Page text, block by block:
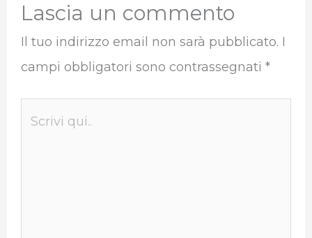
Lascia un commento
Il tuo indirizzo email non sarà pubblicato. I
campi obbligatori sono contrassegnati *